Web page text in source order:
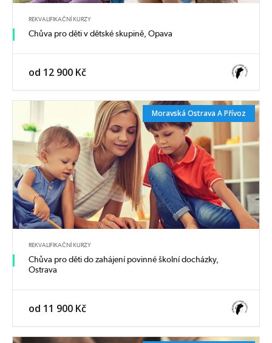
REKVALIFIKAČNÍ KURZY
Chůva pro děti v dětské skupině, Opava
od 12 900 Kč
Moravská Ostrava A Přívoz
REKVALIFIKAČNÍ KURZY
Chůva pro děti do zahájení povinné školní docházky,
Ostrava
od 11 900 Kč